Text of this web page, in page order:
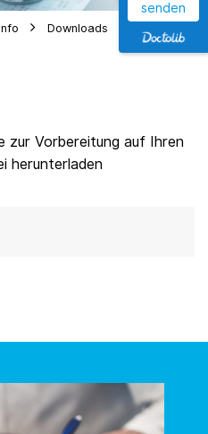
Downloads
zur Vorbereitung auf Ihren
herunterladen
senden